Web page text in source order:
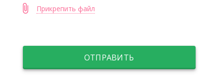
Прикрепить файл
ОТПРАВИТЬ